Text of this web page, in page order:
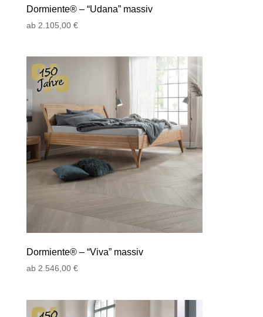
Dormiente® – “Udana” massiv
ab 2.105,00 €
Dormiente® – “Viva” massiv
ab 2.546,00 €